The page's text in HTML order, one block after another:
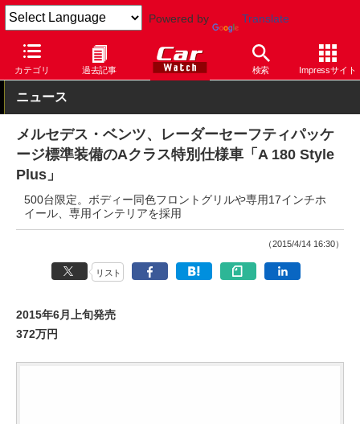
Powered by Translate
カテゴリ 過去記事 検索 Impressサイト
Car Watch 自動車 メルセデス・ベンツ
ニュース
メルセデス・ベンツ、レーダーセーフティパッケ
ージ標準装備のAクラス特別仕様車「A 180 Style
Plus」
500台限定。ボディー同色フロントグリルや専用17インチホ
イール、専用インテリアを採用
（2015/4/14 16:30）
リスト
2015年6月上旬発売
372万円